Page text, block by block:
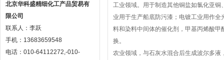
北京华科盛精细化工产品贸易有
限公司
联系人：李跃
手机：13683659548
电话：010-64112272,-010-
工业领域。用于制造其他铜盐如氯化亚
业用于生产船底防污漆；电镀工业用作
料和染料中间体的催化剂，甲基丙烯酸
换。
农业领域，与石灰水混合后生成波尔多